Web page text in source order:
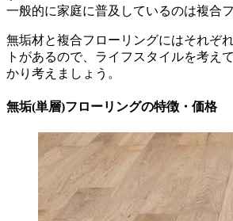
一般的に家庭に普及しているのは複合
無垢材と複合フローリングにはそれぞ
トがあるので、ライフスタイルを考え
かり考えましょう。
無垢(単層)フローリングの特徴・価格